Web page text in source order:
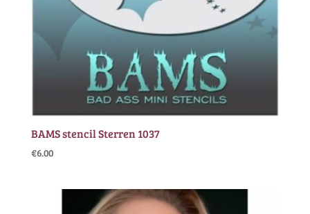
BAMS stencil Sterren 1037
€6.00